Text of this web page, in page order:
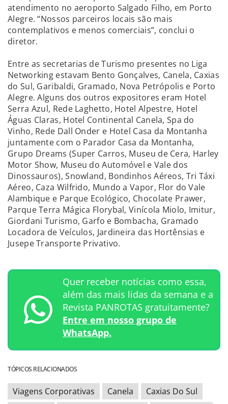
atendimento no aeroporto Salgado Filho, em Porto
Alegre. “Nossos parceiros locais são mais
contemplativos e menos comerciais”, conclui o
diretor.
Entre as secretarias de Turismo presentes no Liga
Networking estavam Bento Gonçalves, Canela, Caxias
do Sul, Garibaldi, Gramado, Nova Petrópolis e Porto
Alegre. Alguns dos outros expositores eram Hotel
Serra Azul, Rede Laghetto, Hotel Alpestre, Hotel
Águas Claras, Hotel Continental Canela, Spa do
Vinho, Rede Dall Onder e Hotel Casa da Montanha
juntamente com o Parador Casa da Montanha,
Grupo Dreams (Super Carros, Museu de Cera, Harley
Motor Show, Museu do Automóvel e Vale dos
Dinossauros), Snowland, Bondinhos Aéreos, Tri Táxi
Aéreo, Caza Wilfrido, Mundo a Vapor, Flor do Vale
Alambique e Parque Ecológico, Chocolate Prawer,
Parque Terra Mágica Florybal, Vinícola Miolo, Imitur,
Giordani Turismo, Garfo e Bombacha, Gramado
Locadora de Veículos, Jardineira das Hortênsias e
Jusepe Transporte Privativo.
Quer receber notícias como essa,
além das mais lidas da semana e a
Revista PANROTAS gratuitamente?
Entre em nosso grupo de
WhatsApp.
TÓPICOS RELACIONADOS
Viagens Corporativas Canela Caxias Do Sul